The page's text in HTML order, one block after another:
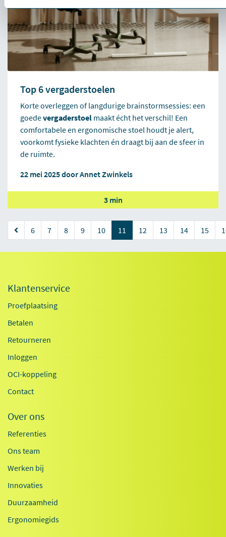
Top 6 vergaderstoelen
Korte overleggen of langdurige brainstormsessies: een
goedevergaderstoel maakt écht het verschil! Een
comfortabele en ergonomische stoel houdt je alert,
voorkomt fysieke klachten én draagt bij aan de sfeer in
de ruimte.
22 mei 2025 doorAnnet Zwinkels
3 min
6 7 8 9 10 11 (current)
12 13 14 15
Klantenservice
Proefplaatsing
Betalen
Retourneren
Inloggen
OCI-koppeling
Contact
Over ons
Referenties
Ons team
Werken bij
Innovaties
Duurzaamheid
Ergonomiegids